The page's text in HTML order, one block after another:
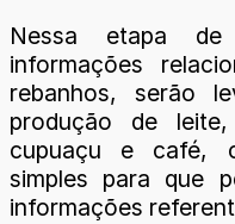
Nessa etapa de
informações
rebanhos, serão
produção de
cupuaçu e café,
simples para que
informações